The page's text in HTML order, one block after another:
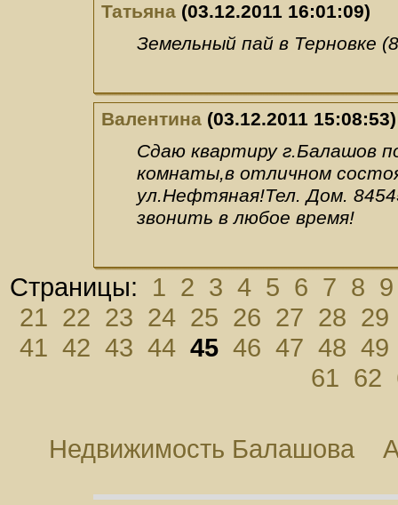
Татьяна (03.12.2011 16:01:09)
Земельный пай в Терновке
Валентина (03.12.2011 15:08:53)
Сдаю квартиру г.Балашов
комнаты,в отличном
ул.Нефтяная!Тел. Дом.
звонить в любое время!
Страницы: 1 2 3 4 5 6 7 8 9
21 22 23 24 25 26 27 28 29
41 42 43 44 45 46 47 48 49
61 62
Недвижимость Балашова